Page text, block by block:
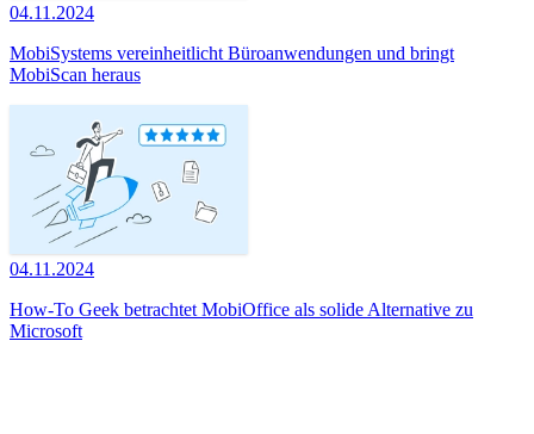
04.11.2024
MobiSystems vereinheitlicht Büroanwendungen und bringt
MobiScan heraus
04.11.2024
How-To Geek betrachtet MobiOffice als solide Alternative zu
Microsoft